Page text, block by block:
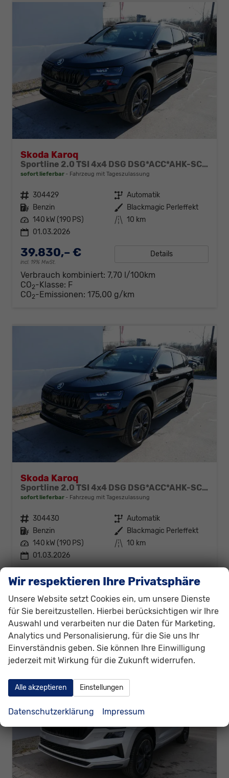
Skoda Karoq
Sportline 2.0 TSI 4x4 DSG DSG*ACC*AHK-SCHWENKBAR*PDC-HINTEN*KESSY*LENKRADHEIZUNG*
sofort lieferbar Fahrzeug mit Tageszulassung
Fahrzeugnr. 304429 Getriebe Automatik
Kraftstoff Benzin Außenfarbe Blackmagic Perleffekt
Leistung 140 kW (190 PS) Kilometerstand 10 km
01.03.2026
39.830,– €
incl. 19% MwSt.
Details
Verbrauch kombiniert: 7,70 l/100km
CO2-Klasse: F
CO2-Emissionen: 175,00 g/km
Skoda Karoq
Sportline 2.0 TSI 4x4 DSG DSG*ACC*AHK-SCHWENKBAR*PDC-HINTEN*KESSY*LENKRADHEIZUNG*
sofort lieferbar Fahrzeug mit Tageszulassung
Fahrzeugnr. 304430 Getriebe Automatik
Kraftstoff Benzin Außenfarbe Blackmagic Perleffekt
Leistung 140 kW (190 PS) Kilometerstand 10 km
01.03.2026
39.830,– €
incl. 19% MwSt.
Details
Verbrauch kombiniert:7,70 l/100km
CO2 -Klasse: F
2-Emissionen: 175,00 g/km
Wir respektieren Ihre Privatsphäre
Unsere Website setzt Cookies ein, um unsere Dienste
für Sie bereitzustellen. Hierbei berücksichtigen wir Ihre
Auswahl und verarbeiten nur die Daten für Marketing,
Analytics und Personalisierung, für die Sie uns Ihr
Einverständnis geben. Sie können Ihre Einwilligung
jederzeit mit Wirkung für die Zukunft widerrufen.
Alle akzeptieren Einstellungen
Datenschutzerklärung Impressum